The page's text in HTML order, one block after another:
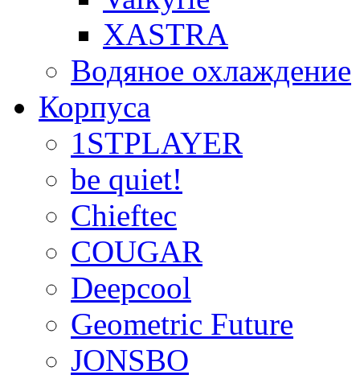
XASTRA
Водяное охлаждение
Корпуса
1STPLAYER
be quiet!
Chieftec
COUGAR
Deepcool
Geometric Future
JONSBO